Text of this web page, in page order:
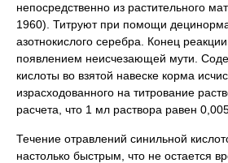
непосредственно из растительного
1960). Титруют при помощи
азотнокислого серебра. Конец
появлением неисчезающей мути.
кислоты во взятой навеске корма
израсходованного на титрование
расчета, что 1 мл раствора равен
Течение отравлений синильной
настолько быстрым, что не остается